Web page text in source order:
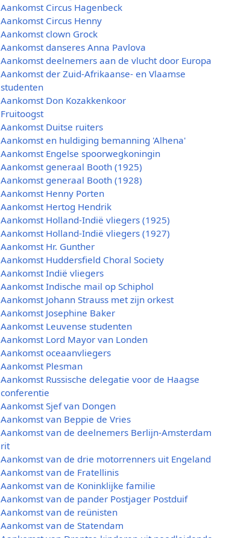
Aankomst Circus Hagenbeck
Aankomst Circus Henny
Aankomst clown Grock
Aankomst danseres Anna Pavlova
Aankomst deelnemers aan de vlucht door Europa
Aankomst der Zuid-Afrikaanse- en Vlaamse
studenten
Aankomst Don Kozakkenkoor
Fruitoogst
Aankomst Duitse ruiters
Aankomst en huldiging bemanning 'Alhena'
Aankomst Engelse spoorwegkoningin
Aankomst generaal Booth (1925)
Aankomst generaal Booth (1928)
Aankomst Henny Porten
Aankomst Hertog Hendrik
Aankomst Holland-Indië vliegers (1925)
Aankomst Holland-Indië vliegers (1927)
Aankomst Hr. Gunther
Aankomst Huddersfield Choral Society
Aankomst Indië vliegers
Aankomst Indische mail op Schiphol
Aankomst Johann Strauss met zijn orkest
Aankomst Josephine Baker
Aankomst Leuvense studenten
Aankomst Lord Mayor van Londen
Aankomst oceaanvliegers
Aankomst Plesman
Aankomst Russische delegatie voor de Haagse
conferentie
Aankomst Sjef van Dongen
Aankomst van Beppie de Vries
Aankomst van de deelnemers Berlijn-Amsterdam
rit
Aankomst van de drie motorrenners uit Engeland
Aankomst van de Fratellinis
Aankomst van de Koninklijke familie
Aankomst van de pander Postjager Postduif
Aankomst van de reünisten
Aankomst van de Statendam